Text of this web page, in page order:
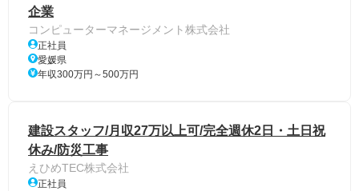
企業
コンピューターマネージメント株式会社
正社員
愛媛県
年収300万円～500万円
建設スタッフ/月収27万以上可/完全週休2日・土日祝
休み/防災工事
えひめTEC株式会社
正社員